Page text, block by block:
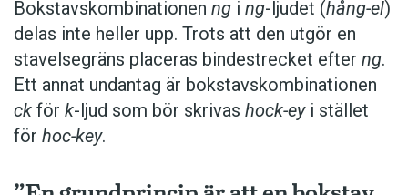
Bokstavskombinationen ng i ng-ljudet (hång-el)
delas inte heller upp. Trots att den utgör en
stavelsegräns placeras bindestrecket efter ng.
Ett annat undantag är bokstavskombinationen
ck för k-ljud som bör skrivas hock-eyi stället
för hoc-key.